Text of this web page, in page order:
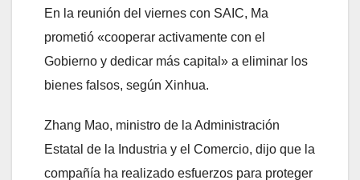
En la reunión del viernes con SAIC, Ma
prometió «cooperar activamente con el
Gobierno y dedicar más capital» a eliminar los
bienes falsos, según Xinhua.
Zhang Mao, ministro de la Administración
Estatal de la Industria y el Comercio, dijo que la
compañía ha realizado esfuerzos para proteger